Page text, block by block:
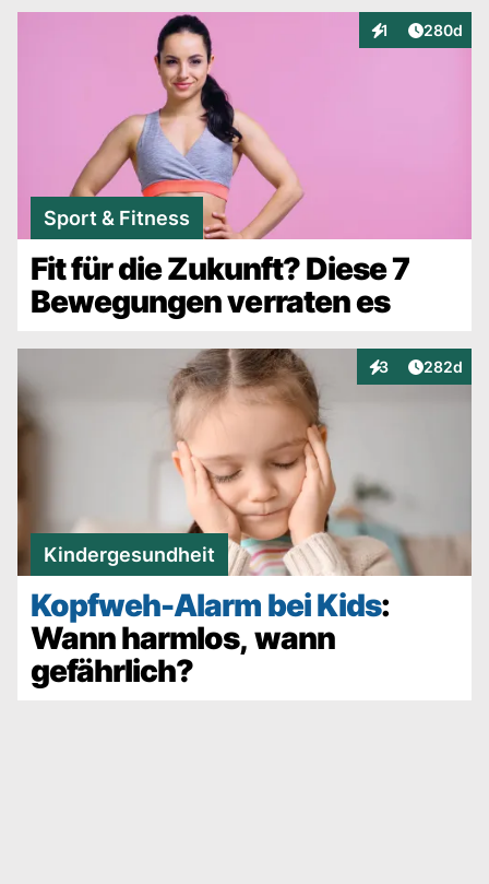
1
Interaktionen
Artikel
280d
Sport & Fitness
Fit für die Zukunft? Diese 7
Bewegungen verraten es
3
Interaktionen
Artikel
282d
Kindergesundheit
Kopfweh-Alarm bei Kids:
Wann harmlos, wann
gefährlich?